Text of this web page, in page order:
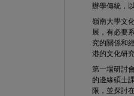
辦學傳統，
嶺南大學文
展，有必要
究的關係和
港的文化研
第一場研討
的邊緣碩士
限，並探討